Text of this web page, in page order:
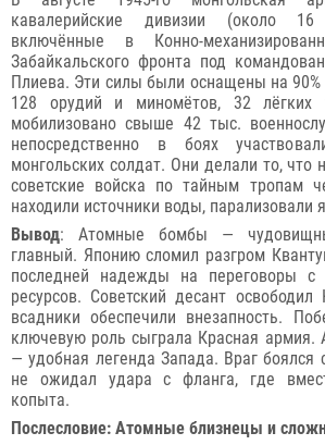
кавалерийские дивизии (около
включённые в Конно-
Забайкальского фронта под
Плиева. Эти силы были оснащены на
128 орудий и миномётов, 32 лёгких
мобилизовано свыше 42 тыс.
непосредственно в боях
монгольских солдат. Они делали то, что
советские войска по тайным тропам
находили источники воды, парализовали
Вывод: Атомные бомбы —
главный. Японию сломил разгром
последней надежды на переговоры
ресурсов. Советский десант освободил
всадники обеспечили внезапность.
ключевую роль сыграла Красная армия.
— удобная легенда Запада. Враг боялся
не ожидал удара с фланга, где
копыта.
Послесловие: Атомные близнецы и